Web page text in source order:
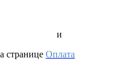
и
странице Оплата